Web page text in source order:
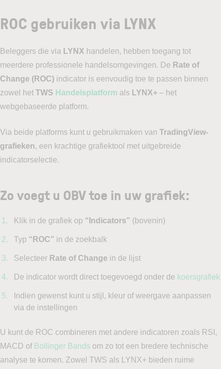
ROC gebruiken via LYNX
Beleggers die via LYNX handelen, hebben toegang tot
meerdere professionele handelsomgevingen. De Rate of
Change (ROC) indicator is eenvoudig toe te passen binnen
zowel het TWS Handelsplatform als LYNX+ – het
webgebaseerde platform.
Via beide platforms kunt u gebruikmaken van TradingView-
grafieken, een krachtige grafiektool met uitgebreide
indicatorselectie.
Zo voegt u OBV toe in uw grafiek:
Klik in de grafiek op “Indicators” (bovenin)
Typ “ROC” in de zoekbalk
Selecteer Rate of Change in de lijst
De indicator wordt direct toegevoegd onder de koersgrafiek
Indien gewenst kunt u stijl, kleur of weergave aanpassen
via de instellingen
U kunt de ROC combineren met andere indicatoren zoals RSI,
MACD of Bollinger Bands om zo tot een bredere technische
analyse te komen. Zowel TWS als LYNX+ bieden ruime